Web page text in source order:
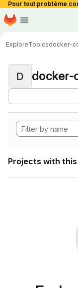
Pour tout problème
Skip to main content
Homepage
ExploreTopicsdocker-
D docker-
Projects with